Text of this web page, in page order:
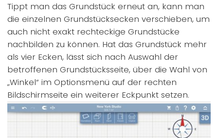
Tippt man das Grundstück erneut an, kann man
die einzelnen Grundstücksecken verschieben, um
auch nicht exakt rechteckige Grundstücke
nachbilden zu können. Hat das Grundstück mehr
als vier Ecken, lässt sich nach Auswahl der
betroffenen Grundstücksseite, über die Wahl von
„Winkel“ im Optionsmenü auf der rechten
Bildschirmseite ein weiterer Eckpunkt setzen.